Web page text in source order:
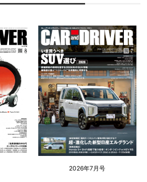
2026年7月号